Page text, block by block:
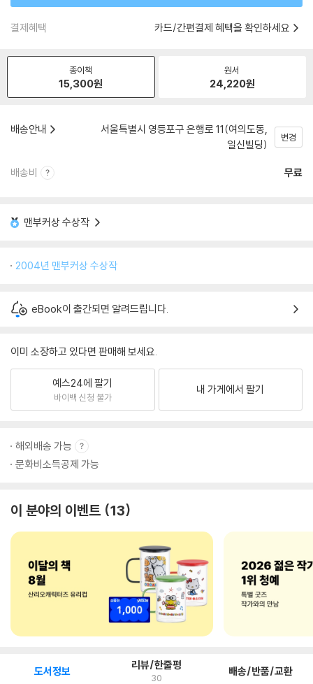
결제혜택 카드/간편결제 혜택을 확인하세요
종이책
15,300원
원서
24,220원
배송안내
서울특별시 영등포구 은행로 11(여의도동,
일신빌딩)
변경
배송비 무료
맨부커상 수상작
2004년 맨부커상 수상작
eBook이 출간되면 알려드립니다.
이미 소장하고 있다면 판매해 보세요.
예스24에 팔기
바이백 신청 불가
내 가게에서 팔기
해외배송 가능
문화비소득공제 가능
이 분야의 이벤트 13
도서정보 리뷰/한줄평
30 배송/반품/교환